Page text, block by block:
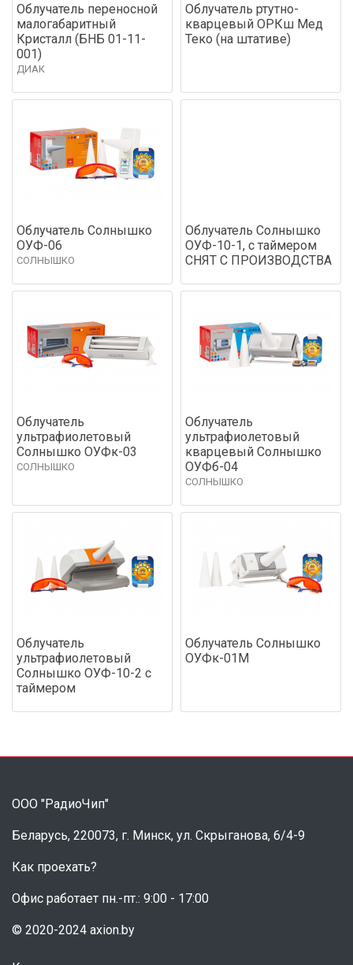
Облучатель переносной
малогабаритный
Кристалл (БНБ 01-11-
001)
ДИАК
Облучатель ртутно-
кварцевый ОРКш Мед
Теко (на штативе)
Облучатель Солнышко
ОУФ-06
СОЛНЫШКО
Облучатель Солнышко
ОУФ-10-1, с таймером
СНЯТ С ПРОИЗВОДСТВА
Облучатель
ультрафиолетовый
Солнышко ОУФк-03
СОЛНЫШКО
Облучатель
ультрафиолетовый
кварцевый Солнышко
ОУФб-04
СОЛНЫШКО
Облучатель
ультрафиолетовый
Солнышко ОУФ-10-2 с
таймером
Облучатель Солнышко
ОУФк-01М
ООО "РадиоЧип"
Беларусь, 220073, г. Минск, ул. Скрыганова, 6/4-9
Как проехать?
Офис работает пн.-пт.: 9:00 - 17:00
© 2020-2024 axion.by